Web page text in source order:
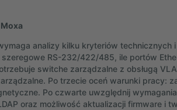
analizy kilku kryteriów
RS-232/422/485, ile portów
switche zarządzalne z obsługą
Po trzecie oceń warunki pracy:
Po czwarte uwzględnij
oraz możliwość aktualizacji firmware i